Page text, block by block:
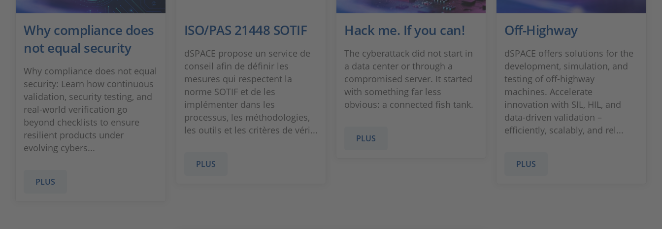
Why compliance does
not equal security
Why compliance does not equal
security: Learn how continuous
validation, security testing, and
real‑world verification go
beyond checklists to ensure
resilient products under
evolving cybers...
PLUS
ISO/PAS 21448 SOTIF
dSPACE propose un service de
conseil afin de définir les
mesures qui respectent la
norme SOTIF et de les
implémenter dans les
processus, les méthodologies,
les outils et les critères de véri...
PLUS
Hack me. If you can!
The cyberattack did not start in
a data center or through a
compromised server. It started
with something far less
obvious: a connected fish tank.
PLUS
Off-Highway
dSPACE offers solutions for the
development, simulation, and
testing of off-highway
machines. Accelerate
innovation with SIL, HIL, and
data-driven validation –
efficiently, scalably, and rel...
PLUS